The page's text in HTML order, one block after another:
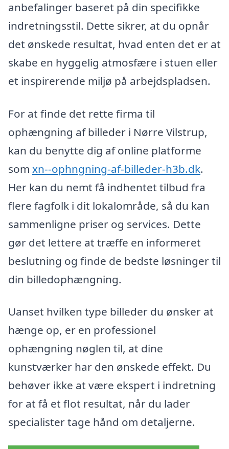
anbefalinger baseret på din specifikke
indretningsstil. Dette sikrer, at du opnår
det ønskede resultat, hvad enten det er at
skabe en hyggelig atmosfære i stuen eller
et inspirerende miljø på arbejdspladsen.
For at finde det rette firma til
ophængning af billeder i Nørre Vilstrup,
kan du benytte dig af online platforme
som xn--ophngning-af-billeder-h3b.dk.
Her kan du nemt få indhentet tilbud fra
flere fagfolk i dit lokalområde, så du kan
sammenligne priser og services. Dette
gør det lettere at træffe en informeret
beslutning og finde de bedste løsninger til
din billedophængning.
Uanset hvilken type billeder du ønsker at
hænge op, er en professionel
ophængning nøglen til, at dine
kunstværker har den ønskede effekt. Du
behøver ikke at være ekspert i indretning
for at få et flot resultat, når du lader
specialister tage hånd om detaljerne.